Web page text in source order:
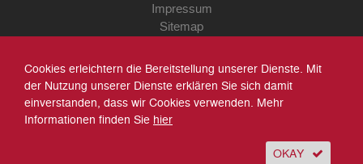
Impressum
Sitemap
Archiv
Suche
Cookies erleichtern die Bereitstellung unserer Dienste. Mit
der Nutzung unserer Dienste erklären Sie sich damit
einverstanden, dass wir Cookies verwenden. Mehr
Informationen finden Sie hier
OKAY